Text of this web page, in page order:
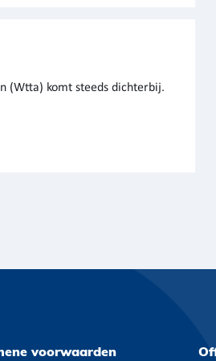
(Wtta) komt steeds dichterbij.
voorwaarden